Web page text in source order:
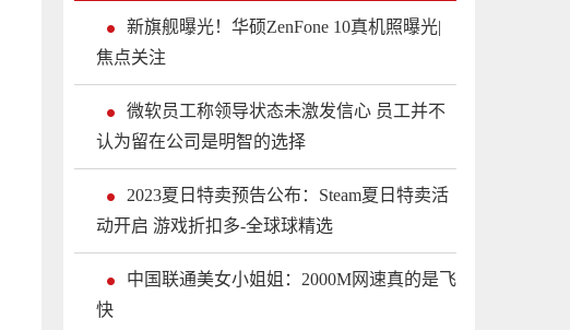
新旗舰曝光！华硕ZenFone 10真机照曝光|
焦点关注
微软员工称领导状态未激发信心 员工并不
认为留在公司是明智的选择
2023夏日特卖预告公布：Steam夏日特卖活
动开启 游戏折扣多-全球球精选
中国联通美女小姐姐：2000M网速真的是飞
快